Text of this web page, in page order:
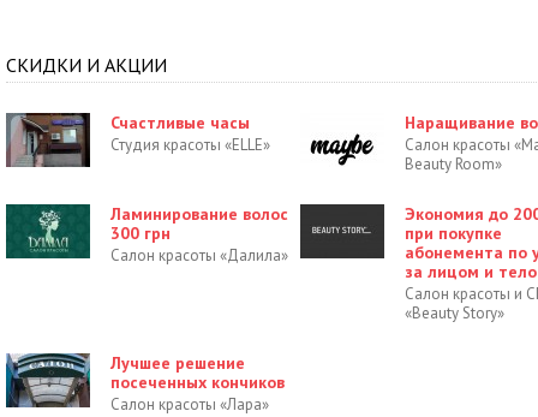
СКИДКИ И АКЦИИ
Счастливые часы
Студия красоты «ELLE»
Наращивание
Салон красоты
Beauty Room»
Ламинирование волос
300 грн
Салон красоты «Далила»
Экономия до
при покупке
абонемента по
за лицом и
Салон красоты и
«Beauty Story»
Лучшее решение
посеченных кончиков
Салон красоты «Лара»